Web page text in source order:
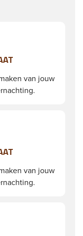
van jouw
van jouw